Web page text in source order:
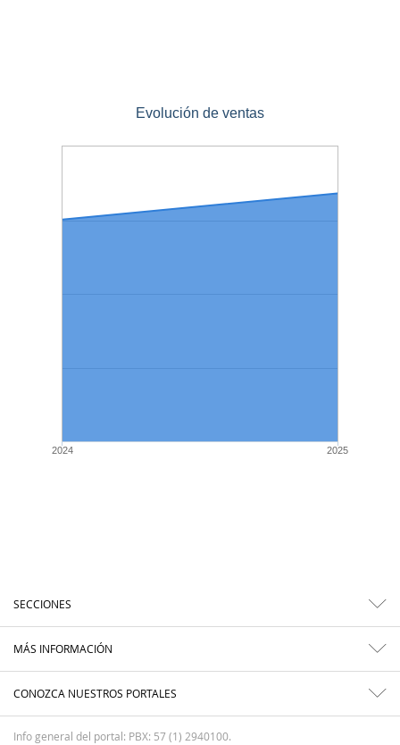
Evolución de ventas
2024 2025
SECCIONES
MÁS INFORMACIÓN
CONOZCA NUESTROS PORTALES
Info general del portal: PBX: 57 (1) 2940100.